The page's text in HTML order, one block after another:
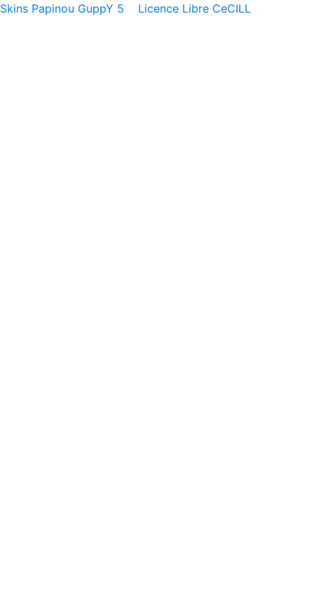
Skins Papinou GuppY 5
Licence Libre CeCILL